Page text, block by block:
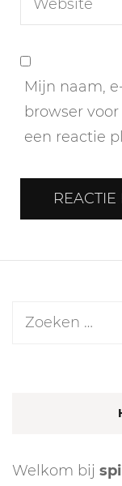
Mijn naam,
browser
een reactie
Zoeken
Welkom bij